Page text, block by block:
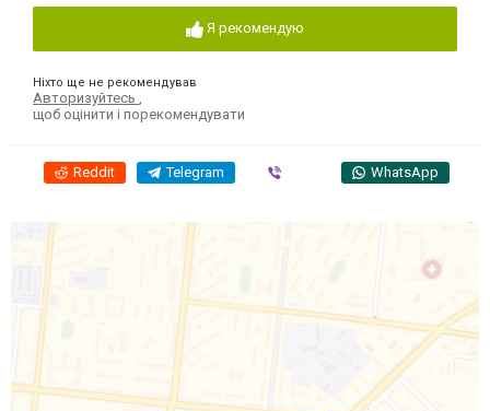
Я рекомендую
Ніхто ще не рекомендував
Авторизуйтесь
щоб оцінити і порекомендувати
Reddit Telegram WhatsApp